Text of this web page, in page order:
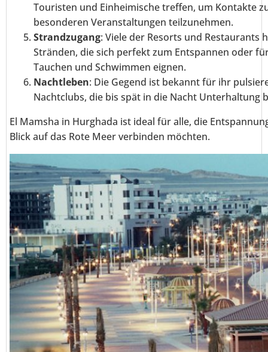
Touristen und Einheimische treffen, um Kontakte
besonderen Veranstaltungen teilzunehmen.
Strandzugang: Viele der Resorts und
Stränden, die sich perfekt zum Entspannen oder
Tauchen und Schwimmen eignen.
Nachtleben: Die Gegend ist bekannt für ihr
Nachtclubs, die bis spät in die Nacht Unterhaltung
El Mamsha in Hurghada ist ideal für alle, die
Blick auf das Rote Meer verbinden möchten.